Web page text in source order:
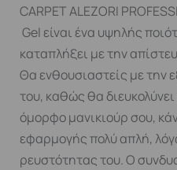
CARPET ALEZORI
Gel είναι ένα υψηλής
καταπλήξει με την
Θα ενθουσιαστείς με την
του, καθώς θα διευκολύνει
όμορφο μανικιούρ σου,
εφαρμογής πολύ απλή,
ρευστότητας του. Ο